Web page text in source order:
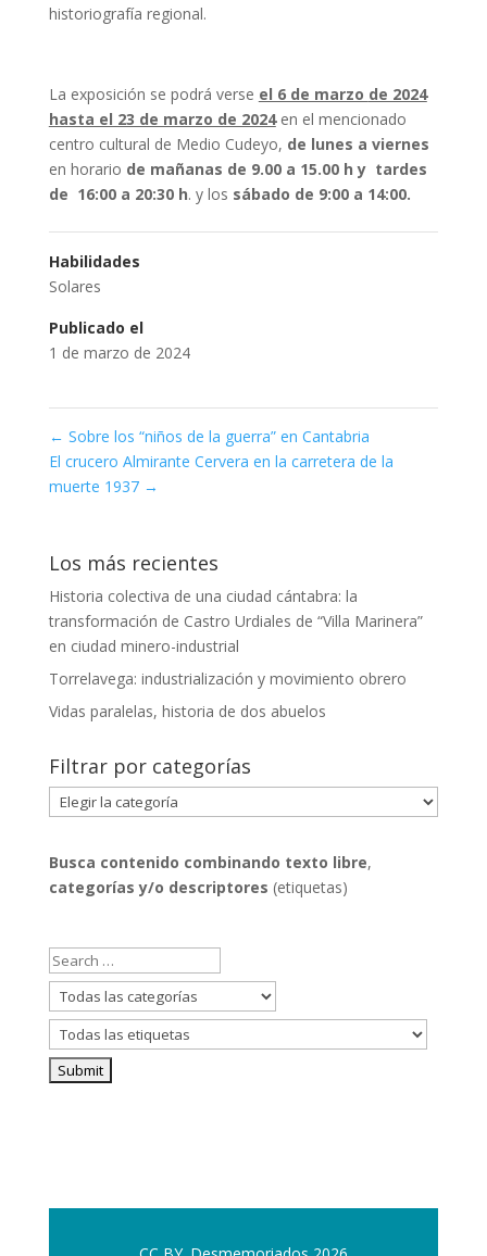
historiografía regional.
La exposición se podrá verse el 6 de marzo de 2024
hasta el 23 de marzo de 2024en el mencionado
centro cultural de Medio Cudeyo, de lunes a viernes
en horario de mañanas de 9.00 a 15.00 h y tardes
de 16:00 a 20:30 h. y los sábado de 9:00 a 14:00.
Habilidades
Solares
Publicado el
1 de marzo de 2024
← Sobre los “niños de la guerra” en Cantabria
El crucero Almirante Cervera en la carretera de la
muerte 1937 →
Los más recientes
Historia colectiva de una ciudad cántabra: la
transformación de Castro Urdiales de “Villa Marinera”
en ciudad minero-industrial
Torrelavega: industrialización y movimiento obrero
Vidas paralelas, historia de dos abuelos
Filtrar por categorías
Filtrar
por
Busca contenido combinando texto libre,
categorías y/o descriptores (etiquetas)